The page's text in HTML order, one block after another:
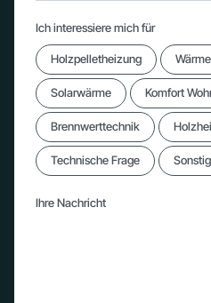
Ich interessiere mich für
Holzpelletheizung
Solarwärme Komfort
Brennwerttechnik
Technische Frage
Ihre Nachricht